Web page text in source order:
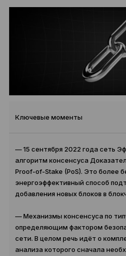
Ключевые моменты
— 15 сентября 2022 года сеть
алгоритм консенсуса
Proof-of-Stake (PoS). Это более
энергоэффективный способ
добавления новых блоков в
— Механизмы консенсуса по
определяющим фактором
сети. В целом речь идёт о
анализа которого сначала